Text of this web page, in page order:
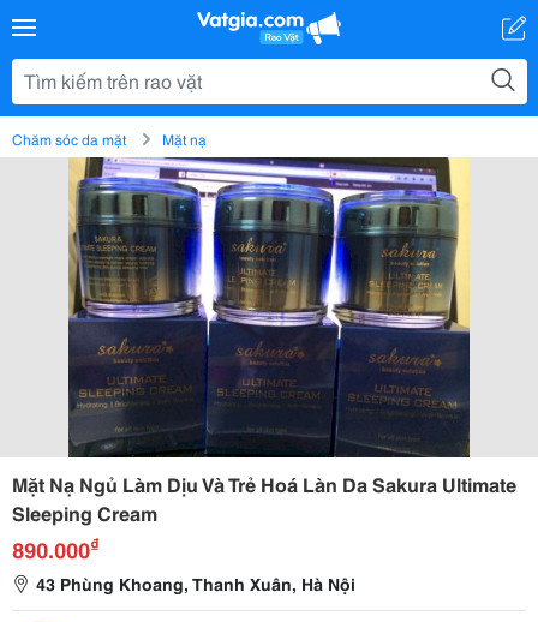
Chăm sóc da mặt Mặt nạ
Mặt Nạ Ngủ Làm Dịu Và Trẻ Hoá Làn Da Sakura Ultimate
Sleeping Cream
890.000₫
43 Phùng Khoang, Thanh Xuân, Hà Nội